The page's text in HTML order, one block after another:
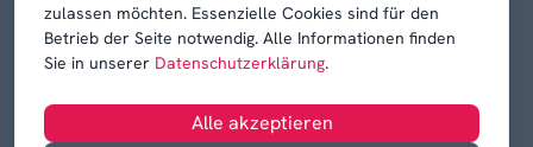
zulassen möchten. Essenzielle Cookies sind für den
Betrieb der Seite notwendig. Alle Informationen finden
Sie in unserer Datenschutzerklärung.
Alle akzeptieren